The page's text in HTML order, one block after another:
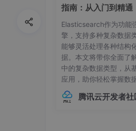
指南：从入门到精通
Elasticsearch作为功能
擎，支持多种复杂数据
能够灵活处理各种结构
据。本文将带你全面了
中的复杂数据类型，从
应用，助你轻松掌握数
巧。## 内部对象：构建
在Elasticsearch中，对
腾讯云开发者社